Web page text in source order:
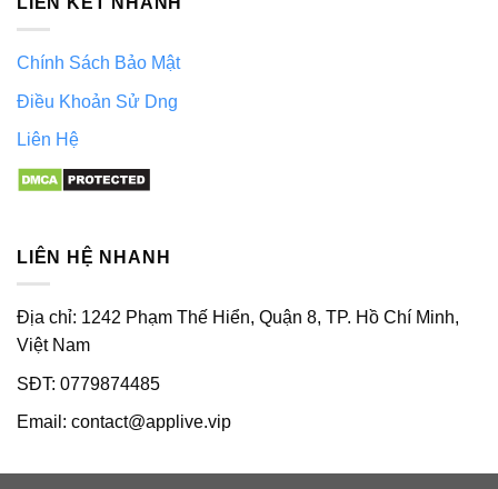
Chính Sách Bảo Mật
Điều Khoản Sử Dng
Liên Hệ
LIÊN HỆ NHANH
Địa chỉ: 1242 Phạm Thế Hiển, Quận 8, TP. Hồ Chí Minh,
Việt Nam
SĐT: 0779874485
Email: contact@applive.vip